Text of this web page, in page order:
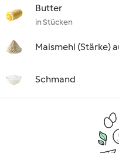
Butter
in Stücken
Maismehl (Stärke)
Schmand